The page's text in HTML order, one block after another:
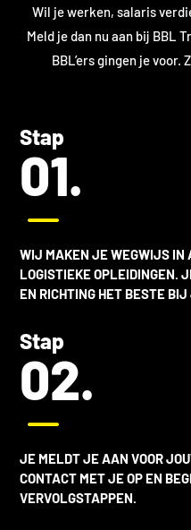
Wil je werken, salaris
Meld je dan nu aan bij BBL
BBL’ers gingen je
Stap
01.
K
WIJ MAKEN JE WEGWIJS
LOGISTIEKE OPLEIDINGEN.
EN RICHTING HET BESTE BIJ
Stap
02.
K
JE MELDT JE AAN VOOR
CONTACT MET JE OP EN
VERVOLGSTAPPEN.